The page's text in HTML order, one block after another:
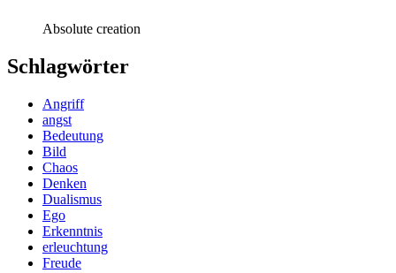
Absolute creation
Schlagwörter
Angriff
angst
Bedeutung
Bild
Chaos
Denken
Dualismus
Ego
Erkenntnis
erleuchtung
Freude